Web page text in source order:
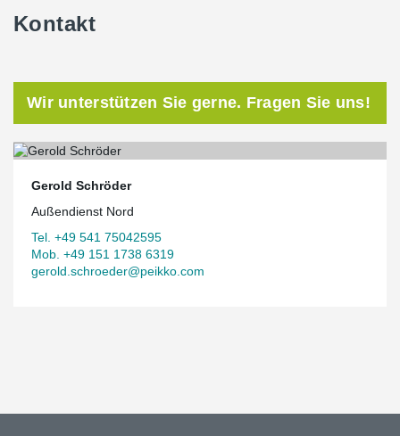
Kontakt
Wir unterstützen Sie gerne. Fragen Sie uns!
Gerold Schröder
Außendienst Nord
Tel. +49 541 75042595
Mob. +49 151 1738 6319
gerold.schroeder@peikko.com